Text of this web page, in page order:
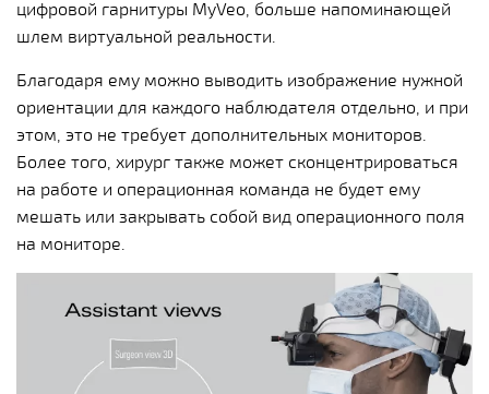
цифровой гарнитуры MyVeo, больше напоминающей
шлем виртуальной реальности.
Благодаря ему можно выводить изображение нужной
ориентации для каждого наблюдателя отдельно, и при
этом, это не требует дополнительных мониторов.
Более того, хирург также может сконцентрироваться
на работе и операционная команда не будет ему
мешать или закрывать собой вид операционного поля
на мониторе.